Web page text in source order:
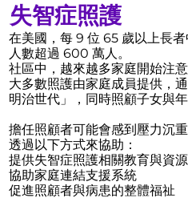
失智症照護
在美國，每 9 位 65 歲以上長
人數超過 600 萬人。
社區中，越來越多家庭開始注
大多數照護由家庭成員提供，
明治世代」，同時照顧子女與年
擔任照顧者可能會感到壓力沉
透過以下方式來協助：
提供失智症照護相關教育與資源
協助家庭連結支援系統
促進照顧者與病患的整體福祉